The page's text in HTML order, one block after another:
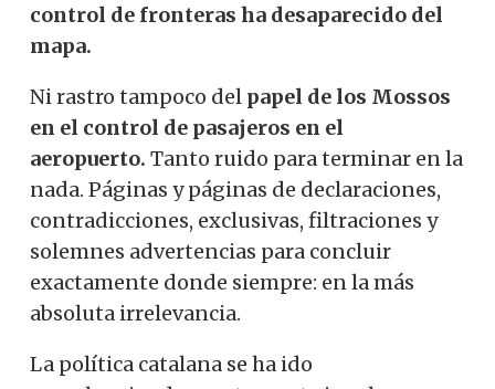
control de fronteras ha desaparecido del
mapa.
Ni rastro tampoco del papel de los Mossos
en el control de pasajeros en el
aeropuerto. Tanto ruido para terminar en la
nada. Páginas y páginas de declaraciones,
contradicciones, exclusivas, filtraciones y
solemnes advertencias para concluir
exactamente donde siempre: en la más
absoluta irrelevancia.
La política catalana se ha ido